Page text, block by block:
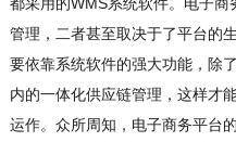
管理，二者甚至取决于了平台的
要依靠系统软件的强大功能，除
内的一体化供应链管理，这样才
运作。众所周知，电子商务平台